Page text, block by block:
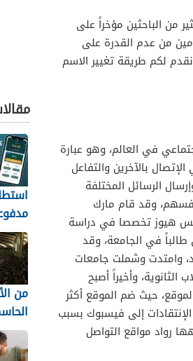
من الباحثين مؤخراً على
من عدم القدرة على
لكم طريقة تغيير الاسم
في العالم، وهو عبارة
بالآخرين والتفاعل
الرسائل المختلفة
وقد قام مارك
هيوز تخصصا في دراسة
في الجامعة، وقد
وامتدت وشملت جامعات
وأخيراً أصبح
حيث ضم الموقع أكثر
إلى فيسبوك بسبب
رواد مواقع التواصل
من
أكثر